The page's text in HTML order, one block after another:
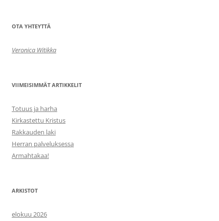
OTA YHTEYTTÄ
Veronica Witikka
VIIMEISIMMÄT ARTIKKELIT
Totuus ja harha
Kirkastettu Kristus
Rakkauden laki
Herran palveluksessa
Armahtakaa!
ARKISTOT
elokuu 2026